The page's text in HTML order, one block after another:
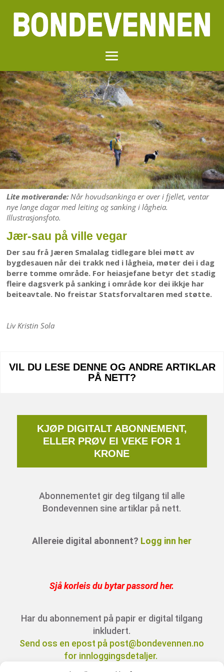
Lite motiverande: Når hovudsankinga er over i fjellet, ventar
nye lange dagar med leiting og sanking i lågheia.
Illustrasjonsfoto.
Jær-sau på ville vegar
Der sau frå Jæren Smalalag tidlegare blei møtt av
bygdesauen når dei trakk ned i lågheia, møter dei i dag
berre tomme område. For heiasjefane betyr det stadig
fleire dagsverk på sanking i område kor dei ikkje har
beiteavtale. No freistar Statsforvaltaren med støtte.
Liv Kristin Sola
VIL DU LESE DENNE OG ANDRE ARTIKLAR
PÅ NETT?
KJØP DIGITALT ABONNEMENT,
ELLER PRØV EI VEKE FOR 1
KRONE
Abonnementet gir deg tilgang til alle
Bondevennen sine artiklar på nett.
Allereie digital abonnent? Logg inn her
Sjå korleis du bytar passord her.
Har du abonnement på papir er digital tilgang
inkludert.
Send oss en epost på post@bondevennen.no
for innloggingsdetaljer.